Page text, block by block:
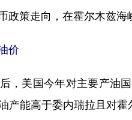
政策走向，在霍尔木兹海
价
美国今年对主要产油国
产能高于委内瑞拉且对霍